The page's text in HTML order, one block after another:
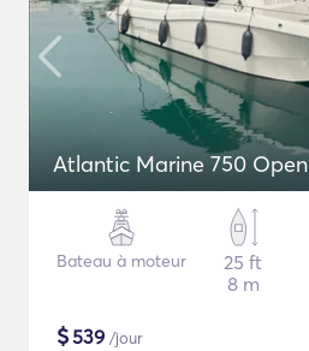
Atlantic Marine 750 Open
Bateau à moteur
25 ft
8 m
$539 /jour